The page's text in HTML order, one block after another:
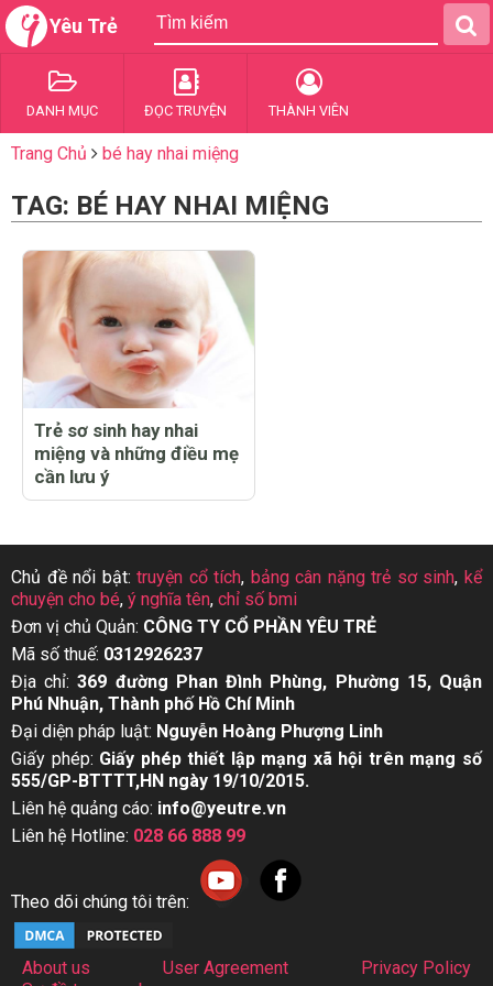
Yêu Trẻ
DANH MỤC ĐỌC TRUYỆN THÀNH VIÊN
Trang Chủ bé hay nhai miệng
TAG: BÉ HAY NHAI MIỆNG
Trẻ sơ sinh hay nhai
miệng và những điều mẹ
cần lưu ý
Chủ đề nổi bật:truyện cổ tích, bảng cân nặng trẻ sơ sinh,kể
chuyện cho bé, ý nghĩa tên, chỉ số bmi
Đơn vị chủ Quản: CÔNG TY CỔ PHẦN YÊU TRẺ
Mã số thuế: 0312926237
Địa chỉ:369 đường Phan Đình Phùng, Phường 15, Quận
Phú Nhuận, Thành phố Hồ Chí Minh
Đại diện pháp luật: Nguyễn Hoàng Phượng Linh
Giấy phép: Giấy phép thiết lập mạng xã hội trên mạng số
555/GP-BTTTT,HN ngày 19/10/2015.
Liên hệ quảng cáo: info@yeutre.vn
Liên hệ Hotline: 028 66 888 99
Theo dõi chúng tôi trên:
About us User Agreement
Privacy Policy